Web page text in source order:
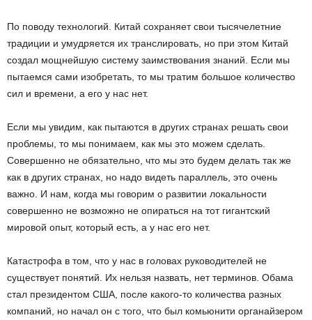
По поводу технологий. Китай сохраняет свои тысячелетние
традиции и умудряется их транслировать, но при этом Китай
создал мощнейшую систему заимствования знаний. Если мы
пытаемся сами изобретать, то мы тратим большое количество
сил и времени, а его у нас нет.
Если мы увидим, как пытаются в других странах решать свои
проблемы, то мы понимаем, как мы это можем сделать.
Совершенно не обязательно, что мы это будем делать так же
как в других странах, но надо видеть параллель, это очень
важно. И нам, когда мы говорим о развитии локальности
совершенно не возможно не опираться на тот гигантский
мировой опыт, который есть, а у нас его нет.
Катастрофа в том, что у нас в головах руководителей не
существует понятий. Их нельзя назвать, нет терминов. Обама
стал президентом США, после какого-то количества разных
компаний, но начал он с того, что был комьюнити органайзером